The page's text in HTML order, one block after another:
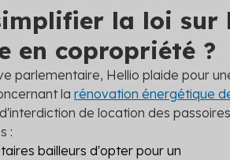
la loi sur
en copropriété ?
parlementaire, Hellio plaide pour
la rénovation énergétique
de location des
:
bailleurs d'opter pour un